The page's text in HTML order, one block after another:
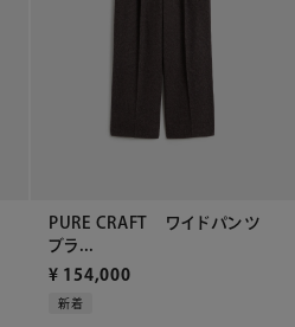
PURE CRAFT ワイドパンツ
ブラ...
¥ 154,000
新着